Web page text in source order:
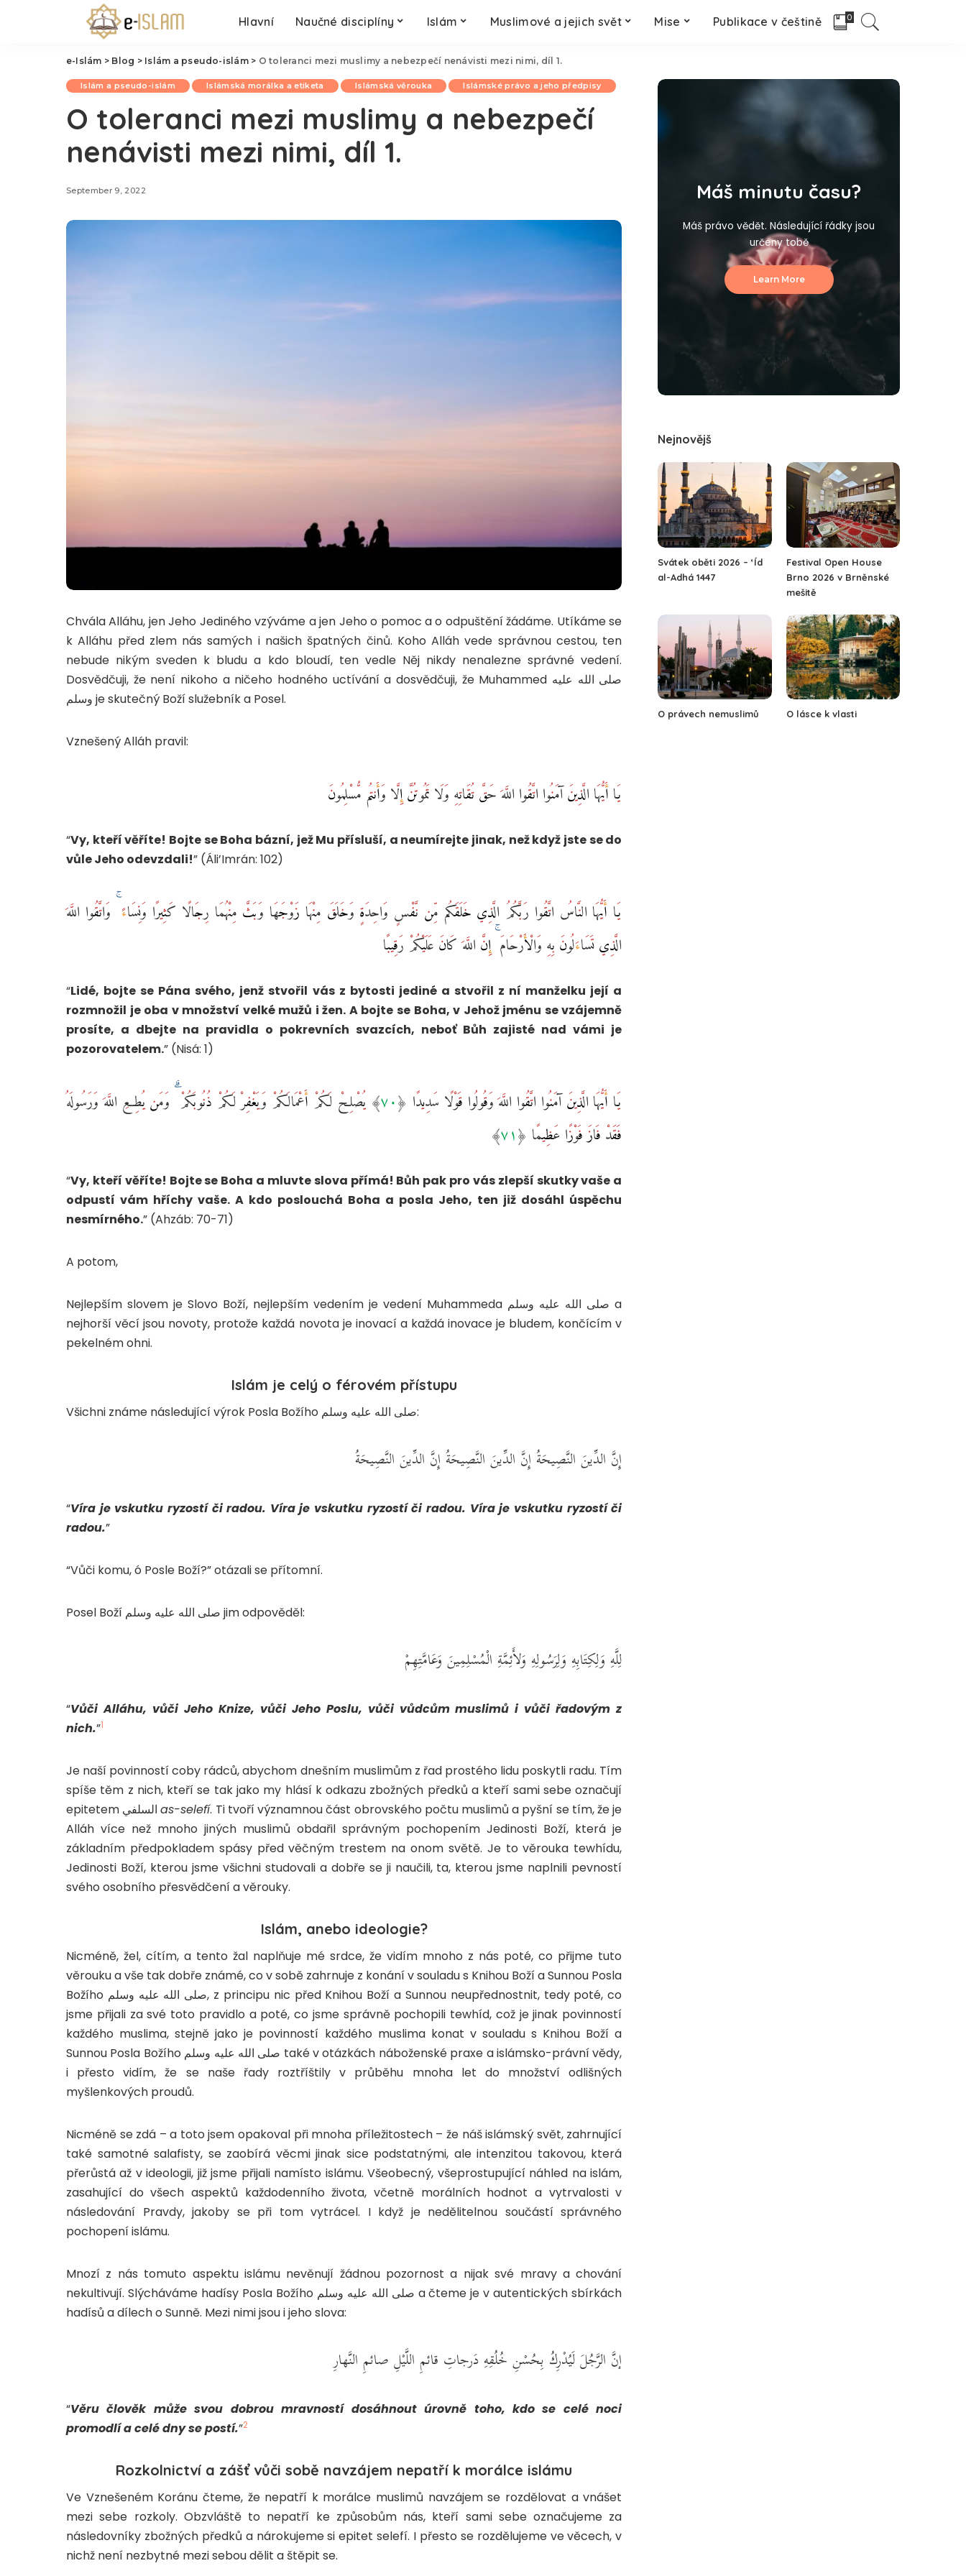
Hlavní Naučné disciplíny Islám Muslimové a jejich svět Mise Publikace v češtině 0
e-Islám > Blog > Islám a pseudo-islám> O toleranci mezi muslimy a nebezpečí nenávisti mezi nimi, díl 1.
Islám a pseudo-islám Islámská morálka a etiketa Islámská věrouka Islámské právo a jeho předpisy
O toleranci mezi muslimy a nebezpečí
nenávisti mezi nimi, díl 1.
September 9, 2022
Chvála Alláhu, jen Jeho Jediného vzýváme a jen Jeho o pomoc a o odpuštění žádáme. Utíkáme se
k Alláhu před zlem nás samých i našich špatných činů. Koho Alláh vede správnou cestou, ten
nebude nikým sveden k bludu a kdo bloudí, ten vedle Něj nikdy nenalezne správné vedení.
Dosvědčuji, že není nikoho a ničeho hodného uctívání a dosvědčuji, že Muhammed صلى الله عليه
وسلم je skutečný Boží služebník a Posel.
Vznešený Alláh pravil:
يَا أَيُّهَا الَّذِينَ آمَنُوا اتَّقُوا اللَّهَ حَقَّ تُقَاتِهِ وَلَا تَمُوتُنَّ إِلَّا وَأَنتُم مُّسْلِمُونَ
“Vy, kteří věříte! Bojte se Boha bázní, jež Mu přísluší, a neumírejte jinak, než když jste se do
vůle Jeho odevzdali!” (Áli’Imrán: 102)
يَا أَيُّهَا النَّاسُ اتَّقُوا رَبَّكُمُ الَّذِي خَلَقَكُم مِّن نَّفْسٍ وَاحِدَةٍ وَخَلَقَ مِنْهَا زَوْجَهَا وَبَثَّ مِنْهُمَا رِجَالًا كَثِيرًا وَنِسَاءً ۚ وَاتَّقُوا اللَّهَ
الَّذِي تَسَاءَلُونَ بِهِ وَالْأَرْحَامَ ۚ إِنَّ اللَّهَ كَانَ عَلَيْكُمْ رَقِيبًا
“Lidé, bojte se Pána svého, jenž stvořil vás z bytosti jediné a stvořil z ní manželku její a
rozmnožil je oba v množství velké mužů i žen. A bojte se Boha, v Jehož jménu se vzájemně
prosíte, a dbejte na pravidla o pokrevních svazcích, neboť Bůh zajisté nad vámi je
pozorovatelem.” (Nisá: 1)
يَا أَيُّهَا الَّذِينَ آمَنُوا اتَّقُوا اللَّهَ وَقُولُوا قَوْلًا سَدِيدًا ‎﴿٧٠﴾‏ يُصْلِحْ لَكُمْ أَعْمَالَكُمْ وَيَغْفِرْ لَكُمْ ذُنُوبَكُمْ ۗ وَمَن يُطِعِ اللَّهَ وَرَسُولَهُ
فَقَدْ فَازَ فَوْزًا عَظِيمًا ‎﴿٧١﴾
“Vy, kteří věříte! Bojte se Boha a mluvte slova přímá! Bůh pak pro vás zlepší skutky vaše a
odpustí vám hříchy vaše. A kdo poslouchá Boha a posla Jeho, ten již dosáhl úspěchu
nesmírného.” (Ahzáb: 70-71)
A potom,
Nejlepším slovem je Slovo Boží, nejlepším vedením je vedení Muhammeda صلى الله عليه وسلم a
nejhorší věcí jsou novoty, protože každá novota je inovací a každá inovace je bludem, končícím v
pekelném ohni.
Islám je celý o férovém přístupu
Všichni známe následující výrok Posla Božího صلى الله عليه وسلم:
إِنَّ الدِّينَ النَّصِيحَةُ إِنَّ الدِّينَ النَّصِيحَةُ إِنَّ الدِّينَ النَّصِيحَةُ
“Víra je vskutku ryzostí či radou. Víra je vskutku ryzostí či radou. Víra je vskutku ryzostí či
radou.”
“Vůči komu, ó Posle Boží?” otázali se přítomní.
Posel Boží صلى الله عليه وسلم jim odpověděl:
لِلَّهِ وَلِكِتَابِهِ وَلِرَسُولِهِ وَلأَئِمَّةِ الْمُسْلِمِينَ وَعَامَّتِهِمْ ‏
“Vůči Alláhu, vůči Jeho Knize, vůči Jeho Poslu, vůči vůdcům muslimů i vůči řadovým z
nich.”1
Je naší povinností coby rádců, abychom dnešním muslimům z řad prostého lidu poskytli radu. Tím
spíše těm z nich, kteří se tak jako my hlásí k odkazu zbožných předků a kteří sami sebe označují
epitetem السلفيas-selefí. Ti tvoří významnou část obrovského počtu muslimů a pyšní se tím, že je
Alláh více než mnoho jiných muslimů obdařil správným pochopením Jedinosti Boží, která je
základním předpokladem spásy před věčným trestem na onom světě. Je to věrouka tewhídu,
Jedinosti Boží, kterou jsme všichni studovali a dobře se ji naučili, ta, kterou jsme naplnili pevností
svého osobního přesvědčení a věrouky.
Islám, anebo ideologie?
Nicméně, žel, cítím, a tento žal naplňuje mé srdce, že vidím mnoho z nás poté, co přijme tuto
věrouku a vše tak dobře známé, co v sobě zahrnuje z konání v souladu s Knihou Boží a Sunnou Posla
Božího صلى الله عليه وسلم, z principu nic před Knihou Boží a Sunnou neupřednostnit, tedy poté, co
jsme přijali za své toto pravidlo a poté, co jsme správně pochopili tewhíd, což je jinak povinností
každého muslima, stejně jako je povinností každého muslima konat v souladu s Knihou Boží a
Sunnou Posla Božího صلى الله عليه وسلم také v otázkách náboženské praxe a islámsko-právní vědy,
i přesto vidím, že se naše řady roztříštily v průběhu mnoha let do množství odlišných
myšlenkových proudů.
Nicméně se zdá – a toto jsem opakoval při mnoha příležitostech – že náš islámský svět, zahrnující
také samotné salafisty, se zaobírá věcmi jinak sice podstatnými, ale intenzitou takovou, která
přerůstá až v ideologii, již jsme přijali namísto islámu. Všeobecný, všeprostupující náhled na islám,
zasahující do všech aspektů každodenního života, včetně morálních hodnot a vytrvalosti v
následování Pravdy, jakoby se při tom vytrácel. I když je nedělitelnou součástí správného
pochopení islámu.
Mnozí z nás tomuto aspektu islámu nevěnují žádnou pozornost a nijak své mravy a chování
nekultivují. Slýcháváme hadísy Posla Božího صلى الله عليه وسلم a čteme je v autentických sbírkách
hadísů a dílech o Sunně. Mezi nimi jsou i jeho slova:
إنَّ الرَّجُلَ لَيُدْرِكُ بِحُسْنِ خُلُقِهِ دَرجاتِ قائمِ اللَّيْلِ صائمِ النَّهارِ
“Věru člověk může svou dobrou mravností dosáhnout úrovně toho, kdo se celé noci
promodlí a celé dny se postí.”2
Rozkolnictví a zášť vůči sobě navzájem nepatří k morálce islámu
Ve Vznešeném Koránu čteme, že nepatří k morálce muslimů navzájem se rozdělovat a vnášet
mezi sebe rozkoly. Obzvláště to nepatří ke způsobům nás, kteří sami sebe označujeme za
následovníky zbožných předků a nárokujeme si epitet selefí. I přesto se rozdělujeme ve věcech, v
nichž není nezbytné mezi sebou dělit a štěpit se.
Máš minutu času?
Máš právo vědět. Následující řádky jsou
určeny tobě
Learn More
Nejnovějš
Svátek oběti 2026 – ‘Íd
al-Adhá 1447
Festival Open House
Brno 2026 v Brněnské
mešitě
O právech nemuslimů O lásce k vlasti